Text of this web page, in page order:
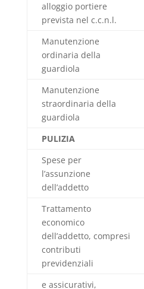
alloggio portiere
prevista nel c.c.n.l.
Manutenzione
ordinaria della
guardiola
Manutenzione
straordinaria della
guardiola
PULIZIA
Spese per
l’assunzione
dell’addetto
Trattamento
economico
dell’addetto, compresi
contributi
previdenziali
e assicurativi,